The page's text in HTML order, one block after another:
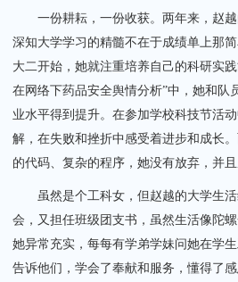
一份耕耘，一份收获。两年来，赵越
深知大学学习的精髓不在于成绩单上那
大二开始，她就注重培养自己的科研实
在网络下药品安全舆情分析”中，她和队
业水平得到提升。在参加学校科技节活
解，在失败和挫折中感受着进步和成长
的代码、复杂的程序，她没有放弃，并
虽然是个工科女，但赵越的大学生活
会，又担任班级团支书，虽然生活像陀
她异常充实，每每有学弟学妹问她在学
告诉他们，学会了奉献和服务，懂得了